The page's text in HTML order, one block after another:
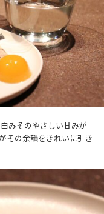
みそのやさしい甘みが
その余韻をきれいに引き